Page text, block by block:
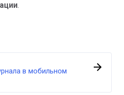
.
в мобильном